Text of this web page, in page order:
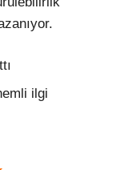
ilgi